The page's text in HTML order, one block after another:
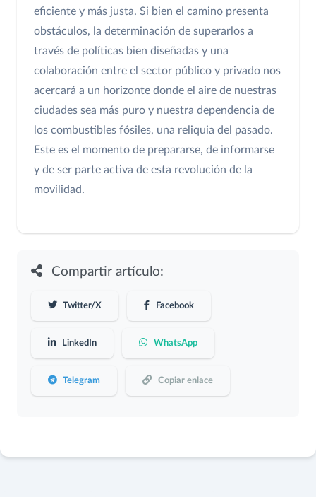
eficiente y más justa. Si bien el camino presenta
obstáculos, la determinación de superarlos a
través de políticas bien diseñadas y una
colaboración entre el sector público y privado nos
acercará a un horizonte donde el aire de nuestras
ciudades sea más puro y nuestra dependencia de
los combustibles fósiles, una reliquia del pasado.
Este es el momento de prepararse, de informarse
y de ser parte activa de esta revolución de la
movilidad.
Compartir artículo:
Twitter/X Facebook
LinkedIn WhatsApp
Telegram Copiar enlace